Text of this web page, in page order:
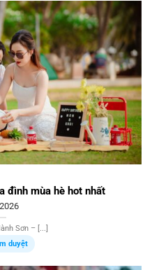
đình mùa hè hot nhất
Sơn – [...]
duyệt